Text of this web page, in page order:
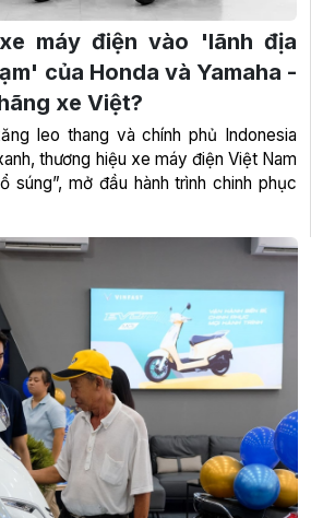
máy điện vào 'lãnh địa
của Honda và Yamaha -
xe Việt?
leo thang và chính phủ Indonesia
thương hiệu xe máy điện Việt Nam
súng”, mở đầu hành trình chinh phục